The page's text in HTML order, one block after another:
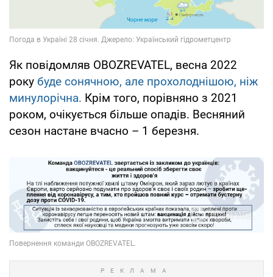
Як повідомляв OBOZREVATEL, весна 2022
року буде сонячною, але прохолоднішою, ніж
минулорічна. Крім того, порівняно з 2021
роком, очікується більше опадів. Весняний
сезон настане вчасно – 1 березня.